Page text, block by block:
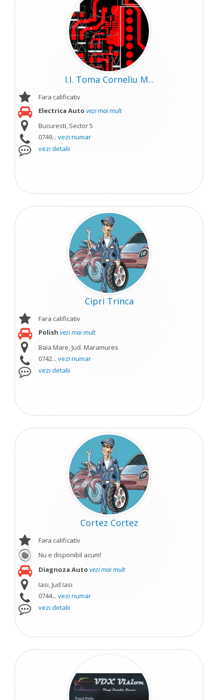
I.I. Toma Corneliu M...
Fara calificativ
Electrica Auto vezi mai mult
Bucuresti, Sector 5
0749... vezi numar
vezi detalii
Cipri Trinca
Fara calificativ
Polish vezi mai mult
Baia Mare, Jud. Maramures
0742... vezi numar
vezi detalii
Cortez Cortez
Fara calificativ
Nu e disponibil acum!
Diagnoza Auto vezi mai mult
Iasi, Jud Iasi
0744... vezi numar
vezi detalii